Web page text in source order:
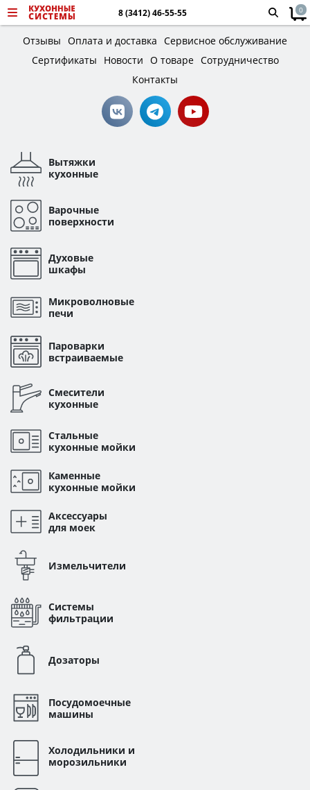
8 (3412) 46-55-55 0
Отзывы Оплата и доставка Сервисное обслуживание
Сертификаты
Новости О товаре Сотрудничество
Контакты
Вытяжки
кухонные
Варочные
поверхности
Духовые
шкафы
Микроволновые
печи
Пароварки
встраиваемые
Каменные
кухонные мойки
Стальные
кухонные мойки
Смесители
кухонные
Дозаторы
Измельчители
Системы
фильтрации
Посудомоечные
машины
Холодильники и
морозильники
Аксессуары
для моек